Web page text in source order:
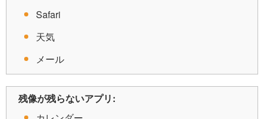
Safari
天気
メール
残像が残らないアプリ: